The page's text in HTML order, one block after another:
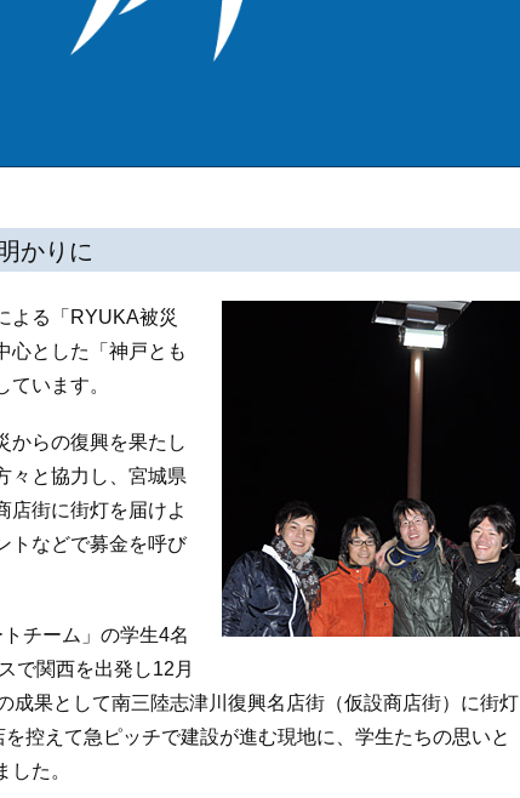
かりに
よる「RYUKA被災
心とした「神戸とも
ています。
からの復興を果たし
々と協力し、宮城県
店街に街灯を届けよ
トなどで募金を呼び
チーム」の学生4名
で関西を出発し12月
成果として南三陸志津川復興名店街（仮設商店街）に街灯
控えて急ピッチで建設が進む現地に、学生たちの思いと
た。